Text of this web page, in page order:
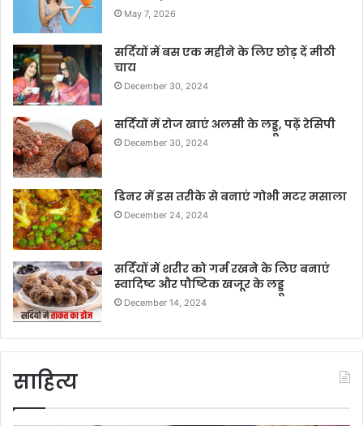
May 7, 2026
सर्दियों में बस एक महीने के लिए छोड़ दें मीठी
चाय
December 30, 2024
सर्दियों में रोज खाएं अलसी के लड्डू, पढ़ें रेसिपी
December 30, 2024
डिनर में इस तरीके से बनाएं गोभी मटर मसाला
December 24, 2024
सर्दियों में शरीर को गर्म रखने के लिए बनाएं
स्वादिष्ट और पौष्टिक खजूर के लड्डू
December 14, 2024
साहित्य